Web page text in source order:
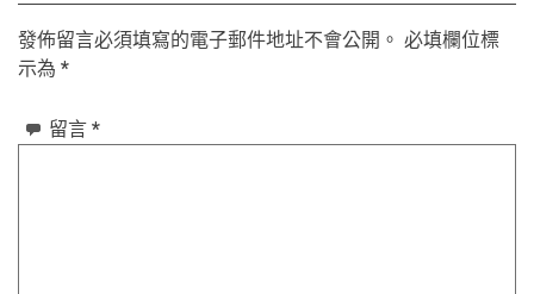
發佈留言必須填寫的電子郵件地址不會公開。 必填欄位標
示為 *
留言 *